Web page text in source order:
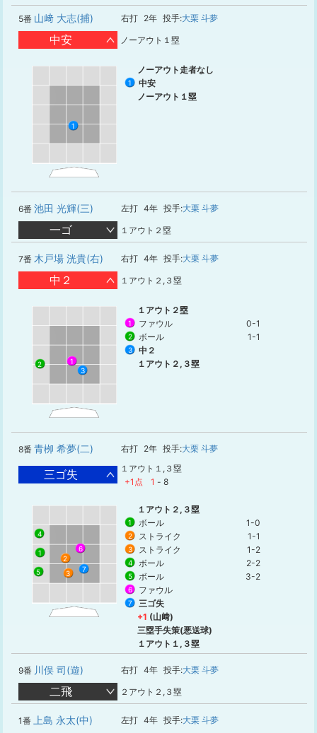
5番 山﨑 大志(捕) 右打 2年 投手:大栗 斗夢
中安 ノーアウト１塁
1
ノーアウト走者なし
1
中安
ノーアウト１塁
6番 池田 光輝(三) 左打 4年 投手:大栗 斗夢
一ゴ １アウト２塁
7番 木戸場 洸貴(右) 右打 4年 投手:大栗 斗夢
中２ １アウト２,３塁
1
2
3
１アウト２塁
1 ファウル 0-1
2 ボール 1-1
3
中２
１アウト２,３塁
8番 青栁 希夢(二) 右打 2年 投手:大栗 斗夢
三ゴ失
１アウト１,３塁
+1点
1 - 8
1
2
3
4
5
6
7
１アウト２,３塁
1 ボール 1-0
2 ストライク 1-1
3 ストライク 1-2
4 ボール 2-2
5 ボール 3-2
6 ファウル
7
三ゴ失
+1 (山﨑)
三塁手失策(悪送球)
１アウト１,３塁
9番 川俣 司(遊) 右打 4年 投手:大栗 斗夢
二飛 ２アウト２,３塁
1番 上島 永太(中) 左打 4年 投手:大栗 斗夢